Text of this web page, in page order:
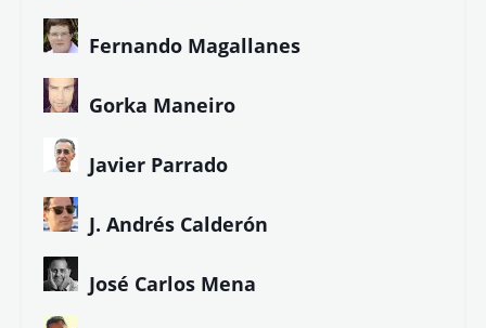
Fernando Magallanes
Gorka Maneiro
Javier Parrado
J. Andrés Calderón
José Carlos Mena